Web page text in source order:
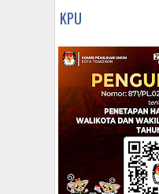
KPU